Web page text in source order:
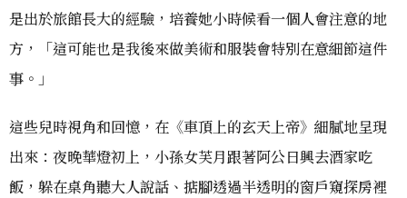
是出於旅館長大的經驗，培養她小時候看一個人會注意的地
方，「這可能也是我後來做美術和服裝會特別在意細節這件
事。」
這些兒時視角和回憶，在《車頂上的玄天上帝》細膩地呈現
出來：夜晚華燈初上，小孫女芙月跟著阿公日興去酒家吃
飯，躲在桌角聽大人說話、掂腳透過半透明的窗戶窺探房裡